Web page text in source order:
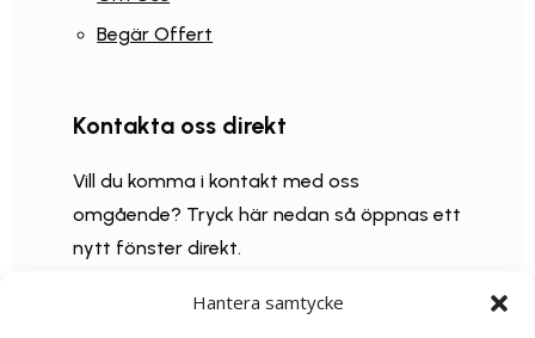
Hantera samtycke
Begär Offert
Kontakta oss direkt
Vill du komma i kontakt med oss
omgående? Tryck här nedan så öppnas ett
nytt fönster direkt.